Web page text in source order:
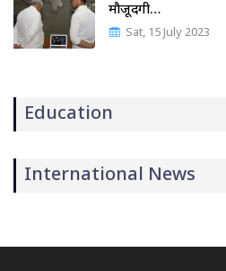
मौजूदगी…
Sat, 15 July 2023
Education
International News